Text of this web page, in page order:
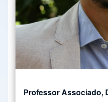
Professor Associado,